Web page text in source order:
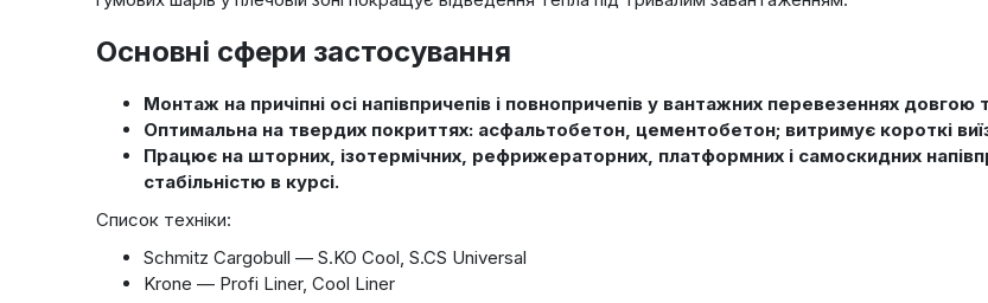
Основні сфери застосування
Монтаж на причіпні осі напівпричепів і повнопричепів у вантажних перевезеннях
Оптимальна на твердих покриттях: асфальтобетон, цементобетон; витримує короткі
Працює на шторних, ізотермічних, рефрижераторних, платформних і самоскидних
стабільністю в курсі.
Список техніки:
Schmitz Cargobull — S.KO Cool, S.CS Universal
Krone — Profi Liner, Cool Liner